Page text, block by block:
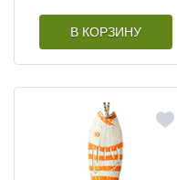
В КОРЗИНУ